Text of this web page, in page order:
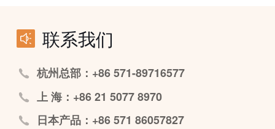
联系我们
杭州总部：+86 571-89716577
上 海：+86 21 5077 8970
日本产品：+86 571 86057827